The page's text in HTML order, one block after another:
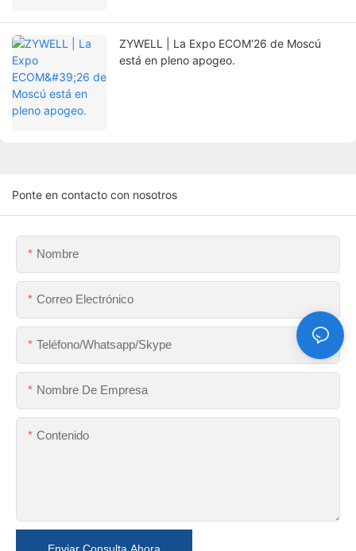
ZYWELL | La Expo ECOM'26 de Moscú
está en pleno apogeo.
Ponte en contacto con nosotros
Nombre
Correo Electrónico
Teléfono/whatsapp/skype
Nombre De Empresa
Contenido